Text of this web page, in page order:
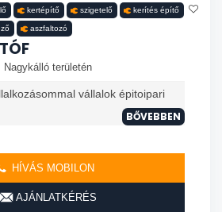
kertépítő szigetelő kerítés építő
aszfaltozó
Nagykálló területén
vállalok épitoipari
BŐVEBBEN
HÍVÁS MOBILON
AJÁNLATKÉRÉS